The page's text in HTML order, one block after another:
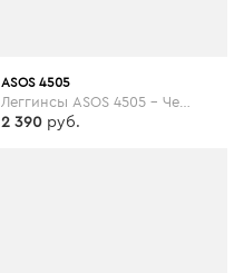
ASOS 4505
Леггинсы ASOS 4505 - Черный
2 390 руб.